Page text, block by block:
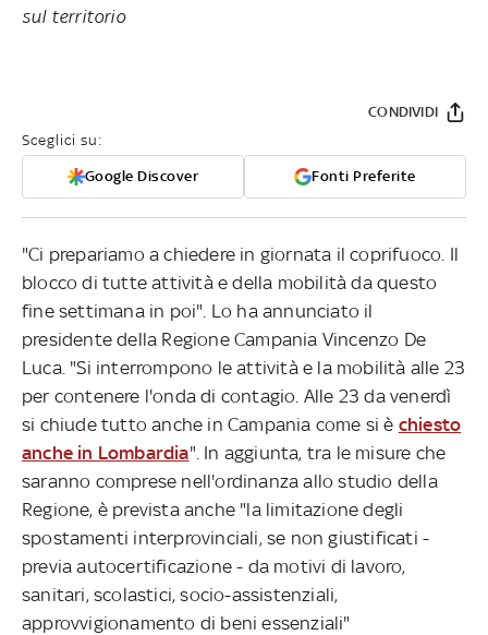
sul territorio
Sceglici su:
Google Discover Fonti Preferite
CONDIVIDI
"Ci prepariamo a chiedere in giornata il coprifuoco. Il
blocco di tutte attività e della mobilità da questo
fine settimana in poi". Lo ha annunciato il
presidente della Regione Campania Vincenzo De
Luca. "Si interrompono le attività e la mobilità alle 23
per contenere l'onda di contagio. Alle 23 da venerdì
si chiude tutto anche in Campania come si è chiesto
anche in Lombardia". In aggiunta, tra le misure che
saranno comprese nell'ordinanza allo studio della
Regione, è prevista anche "la limitazione degli
spostamenti interprovinciali, se non giustificati -
previa autocertificazione - da motivi di lavoro,
sanitari, scolastici, socio-assistenziali,
approvvigionamento di beni essenziali"